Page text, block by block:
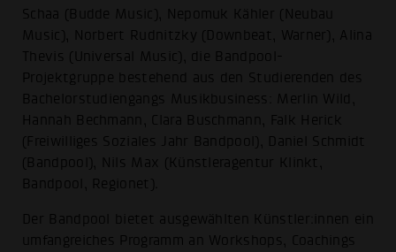
Schaa (Budde Music), Nepomuk Kähler (Neubau
Music), Norbert Rudnitzky (Downbeat, Warner), Alina
Thevis (Universal Music), die Bandpool-
Projektgruppe bestehend aus den Studierenden des
Bachelorstudiengangs Musikbusiness: Merlin Wild,
Hannah Bechmann, Clara Buschmann, Falk Herick
(Freiwilliges Soziales Jahr Bandpool), Daniel Schmidt
(Bandpool), Nils Max (Künstleragentur Klinkt,
Bandpool, Regionet).
Der Bandpool bietet ausgewählten Künstler:innen ein
umfangreiches Programm an Workshops, Coachings